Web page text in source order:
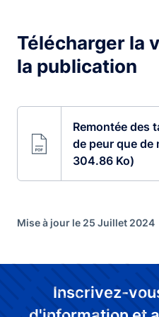
Télécharger la
la publication
Remontée des
de peur que de
304.86 Ko)
Mise à jour le 25 Juillet 2024
Inscrivez-